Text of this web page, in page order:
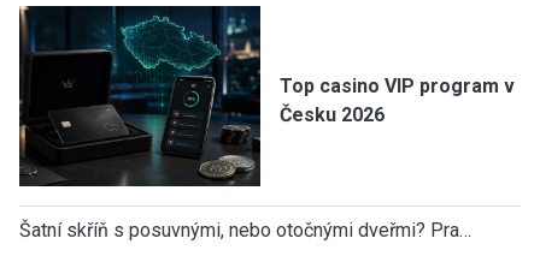
Top casino VIP program v
Česku 2026
Šatní skříň s posuvnými, nebo otočnými dveřmi? Pra…